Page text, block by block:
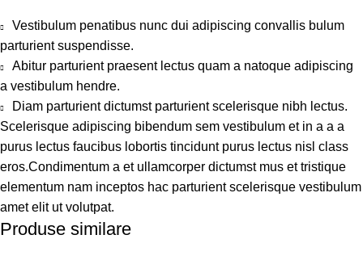
Vestibulum penatibus nunc dui adipiscing convallis bulum
parturient suspendisse.
Abitur parturient praesent lectus quam a natoque adipiscing
a vestibulum hendre.
Diam parturient dictumst parturient scelerisque nibh lectus.
Scelerisque adipiscing bibendum sem vestibulum et in a a a
purus lectus faucibus lobortis tincidunt purus lectus nisl class
eros.Condimentum a et ullamcorper dictumst mus et tristique
elementum nam inceptos hac parturient scelerisque vestibulum
amet elit ut volutpat.
Produse similare